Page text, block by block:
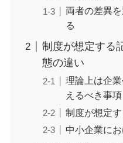
両者の差異
る
制度が想定する
態の違い
理論上は企
えるべき事項
制度が想定
中小企業に